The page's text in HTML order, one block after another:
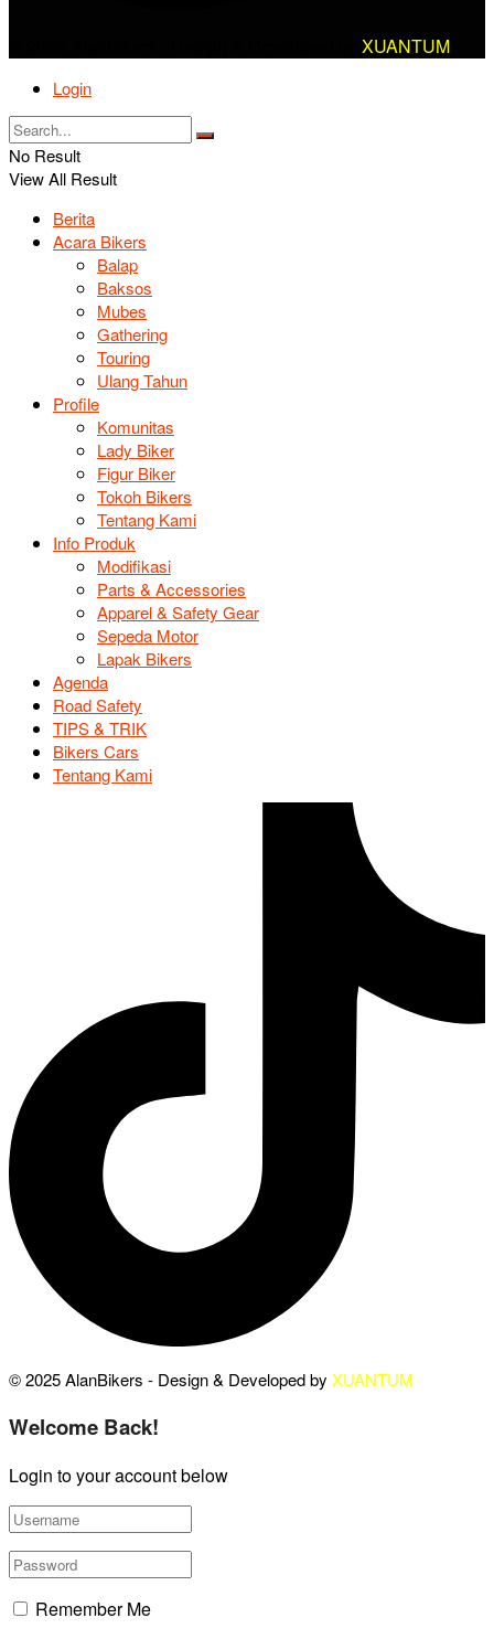
XUANTUM
Login
No Result
View All Result
Berita
Acara Bikers
Balap
Baksos
Mubes
Gathering
Touring
Ulang Tahun
Profile
Komunitas
Lady Biker
Figur Biker
Tokoh Bikers
Tentang Kami
Info Produk
Modifikasi
Parts & Accessories
Apparel & Safety Gear
Sepeda Motor
Lapak Bikers
Agenda
Road Safety
TIPS & TRIK
Bikers Cars
Tentang Kami
© 2025 AlanBikers - Design & Developed by XUANTUM
Welcome Back!
Login to your account below
Remember Me